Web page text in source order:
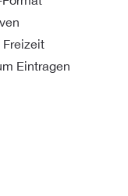
Freizeit
Eintragen